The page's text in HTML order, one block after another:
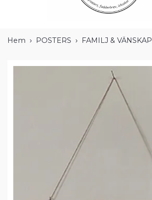
Hem POSTERS FAMILJ & VÄNSKAP